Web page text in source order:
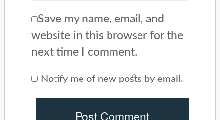
Save my name, email, and
website in this browser for the
next time I comment.
Notify me of new posts by email.